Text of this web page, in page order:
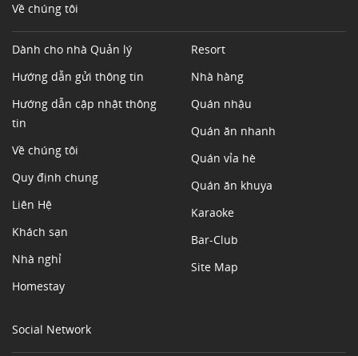
Về chúng tôi
Dành cho nhà Quản lý
Hướng dẫn gửi thông tin
Hướng dẫn cập nhật thông
tin
Về chúng tôi
Quy định chung
Liên Hệ
Khách sạn
Nhà nghỉ
Homestay
Resort
Nhà hàng
Quán nhậu
Quán ăn nhanh
Quán vỉa hè
Quán ăn khuya
Karaoke
Bar-Club
Site Map
Social Network